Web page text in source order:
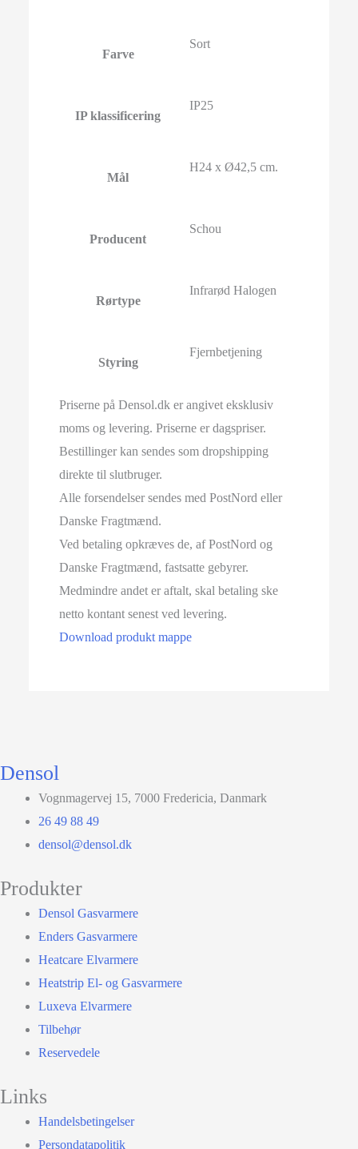
Farve
Sort
IP klassificering
IP25
Mål
H24 x Ø42,5 cm.
Producent
Schou
Rørtype
Infrarød Halogen
Styring
Fjernbetjening
Priserne på Densol.dk er angivet eksklusiv
moms og levering. Priserne er dagspriser.
Bestillinger kan sendes som dropshipping
direkte til slutbruger.
Alle forsendelser sendes med PostNord eller
Danske Fragtmænd.
Ved betaling opkræves de, af PostNord og
Danske Fragtmænd, fastsatte gebyrer.
Medmindre andet er aftalt, skal betaling ske
netto kontant senest ved levering.
Download produkt mappe
Densol
Vognmagervej 15, 7000 Fredericia, Danmark
26 49 88 49
densol@densol.dk
Produkter
Densol Gasvarmere
Enders Gasvarmere
Heatcare Elvarmere
Heatstrip El- og Gasvarmere
Luxeva Elvarmere
Tilbehør
Reservedele
Links
Handelsbetingelser
Persondatapolitik